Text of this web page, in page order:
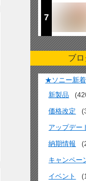
7
ブ
★ソニー新
新製品
価格改定
アップデー
納期情報
キャンペー
イベント